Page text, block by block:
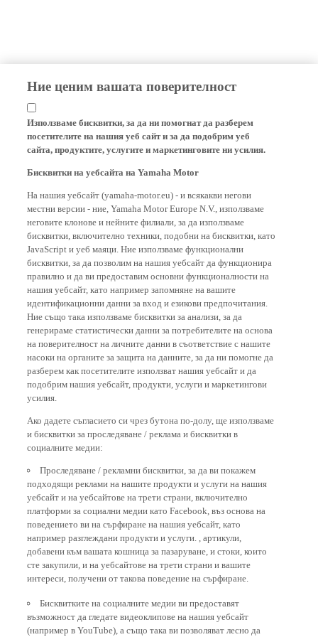
Ние ценим вашата поверителност
Използваме бисквитки, за да ни помогнат да разберем
посетителите на нашия уеб сайт и за да подобрим уеб
сайта, продуктите, услугите и маркетинговите ни усилия.
Бисквитки на уебсайта на Yamaha Motor
На нашия уебсайт (yamaha-motor.eu) - и всякакви негови
местни версии - ние, Yamaha Motor Europe N.V., използваме
неговите клонове и нейните филиали, за да използваме
бисквитки, включително техники, подобни на бисквитки, като
JavaScript и уеб маяци. Ние използваме функционални
бисквитки, за да позволим на нашия уебсайт да функционира
правилно и да ви предоставим основни функционалности на
нашия уебсайт, като например запомняне на вашите
идентификационни данни за вход и езикови предпочитания.
Ние също така използваме бисквитки за анализи, за да
генерираме статистически данни за потребителите на основа
на поверителност на личните данни в съответствие с нашите
насоки на органите за защита на данните, за да ни помогне да
разберем как посетителите използват нашия уебсайт и да
подобрим нашия уебсайт, продукти, услуги и маркетингови
усилия.
Ако дадете съгласието си чрез бутона по-долу, ще използваме
и бисквитки за проследяване / реклама и бисквитки в
социалните медии:
Проследяване / рекламни бисквитки, за да ви покажем
подходящи реклами на нашите продукти и услуги на нашия
уебсайт и на уебсайтове на трети страни, включително
платформи за социални медии като Facebook, въз основа на
поведението ви на сърфиране на нашия уебсайт, като
например разглеждани продукти и услуги. , артикули,
добавени към вашата кошница за пазаруване, и стоки, които
сте закупили, и на уебсайтове на трети страни и вашите
интереси, получени от такова поведение на сърфиране.
Бисквитките на социалните медии ви предоставят
възможност да гледате видеоклипове на нашия уебсайт
(например в YouTube), а също така ви позволяват лесно да